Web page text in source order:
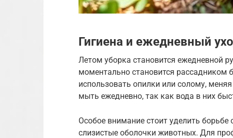
Гигиена и ежедневный
Летом уборка становится ежедневной
моментально становится рассадником
использовать опилки или солому,
мыть ежедневно, так как вода в них
Особое внимание стоит уделить
слизистые оболочки животных. Для